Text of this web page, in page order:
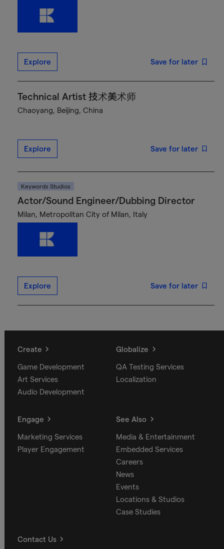
Explore Save for later
Technical Artist 技术美术师
Chaoyang, Beijing, China
Explore Save for later
Keywords Studios
Actor/Sound Engineer/Dubbing Director
Milan, Metropolitan City of Milan, Italy
Explore Save for later
Create
Game Development
Art Services
Audio Development
Globalize
QA Testing Services
Localization
Engage
Marketing Services
Player Engagement
See Also
Media & Entertainment
Embedded Services
Careers
News
Events
Locations & Studios
Case Studies
Contact Us